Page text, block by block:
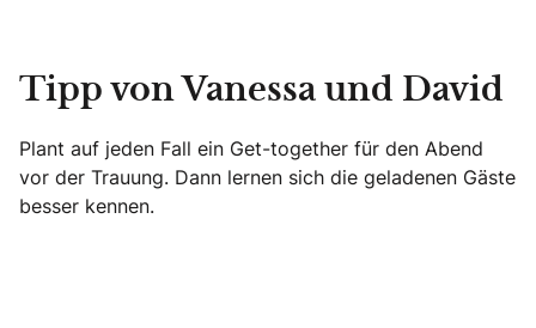
Tipp von Vanessa und David
Plant auf jeden Fall ein Get-together für den Abend
vor der Trauung. Dann lernen sich die geladenen Gäste
besser kennen.